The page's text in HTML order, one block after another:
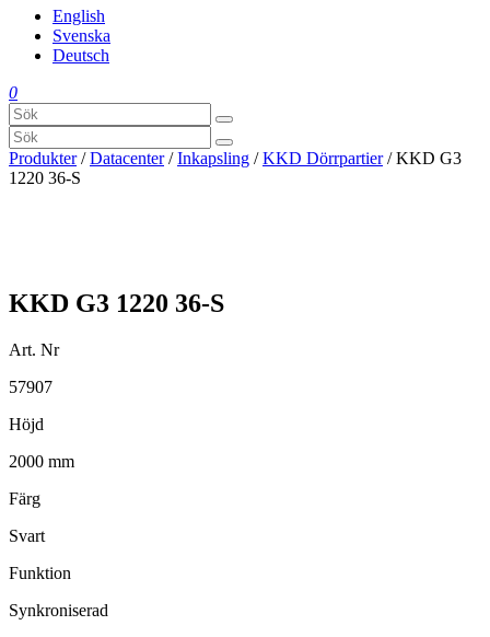
English
Svenska
Deutsch
0
Produkter/Datacenter/Inkapsling /KKD Dörrpartier/ KKD G3
1220 36-S
KKD G3 1220 36-S
Art. Nr
57907
Höjd
2000 mm
Färg
Svart
Funktion
Synkroniserad